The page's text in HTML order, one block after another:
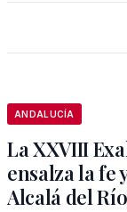
ANDALUCÍA
La XXVIII
ensalza la fe
Alcalá del Río